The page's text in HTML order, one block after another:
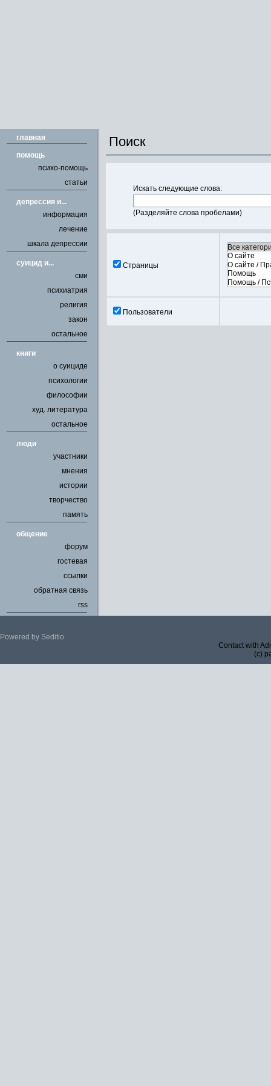
главная
помощь
психо-помощь
статьи
депрессия и...
информация
лечение
шкала депрессии
cуицид и...
сми
психиатрия
религия
закон
остальное
книги
о суициде
психологии
философии
худ. литература
остальное
люди
участники
мнения
истории
творчество
память
общение
форум
гостевая
ссылки
обратная связь
rss
Поиск
Искать следующие слова:
(Разделяйте слова пробелами)
Страницы
Пользователи
Powered by Seditio
Contact with
(c)